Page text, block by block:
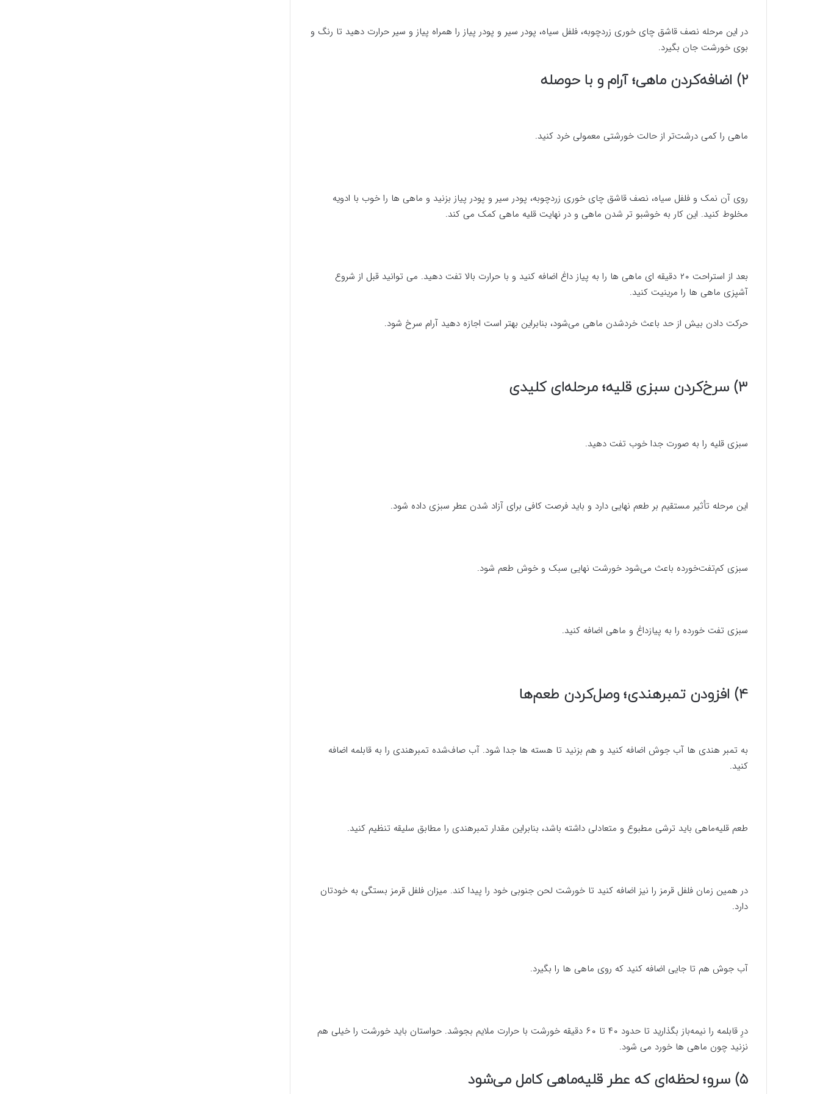
در این مرحله نصف قاشق چای خوری زردچوبه، فلفل سیاه، پودر سیر و پودر پیاز را همراه پیاز و سیر حرارت دهید تا رنگ و
بوی خورشت جان بگیرد.
۲) اضافه‌کردن ماهی؛ آرام و با حوصله
ماهی را کمی درشت‌تر از حالت خورشتی معمولی خرد کنید.
روی آن نمک و فلفل سیاه، نصف قاشق چای خوری زردچوبه، پودر سیر و پودر پیاز بزنید و ماهی ها را خوب با ادویه
مخلوط کنید. این کار به خوشبو تر شدن ماهی و در نهایت قلیه ماهی کمک می کند.
بعد از استراحت ۲۰ دقیقه ای ماهی ها را به پیاز داغ اضافه کنید و با حرارت بالا تفت دهید. می توانید قبل از شروع
آشپزی ماهی ها را مرینیت کنید.
حرکت دادن بیش از حد باعث خردشدن ماهی می‌شود، بنابراین بهتر است اجازه دهید آرام سرخ شود.
۳) سرخ‌کردن سبزی قلیه؛ مرحله‌ای کلیدی
سبزی قلیه را به صورت جدا خوب تفت دهید.
این مرحله تأثیر مستقیم بر طعم نهایی دارد و باید فرصت کافی برای آزاد شدن عطر سبزی داده شود.
سبزی کم‌تفت‌خورده باعث می‌شود خورشت نهایی سبک و خوش طعم شود.
سبزی تفت خورده را به پیازداغ و ماهی اضافه کنید.
۴) افزودن تمبرهندی؛ وصل‌کردن طعم‌ها
به تمبر هندی ها آب جوش اضافه کنید و هم بزنید تا هسته ها جدا شود. آب صاف‌شده‌ تمبرهندی را به قابلمه اضافه
کنید.
طعم قلیه‌ماهی باید ترشی مطبوع و متعادلی داشته باشد، بنابراین مقدار تمبرهندی را مطابق سلیقه تنظیم کنید.
در همین زمان فلفل قرمز را نیز اضافه کنید تا خورشت لحن جنوبی خود را پیدا کند. میزان فلفل قرمز بستگی به خودتان
دارد.
آب جوش هم تا جایی اضافه کنید که روی ماهی ها را بگیرد.
درِ قابلمه را نیمه‌باز بگذارید تا حدود ۴۰ تا ۶۰ دقیقه خورشت با حرارت ملایم بجوشد. حواستان باید خورشت را خیلی هم
نزنید چون ماهی ها خورد می شود.
۵) سرو؛ لحظه‌ای که عطر قلیه‌ماهی کامل می‌شود